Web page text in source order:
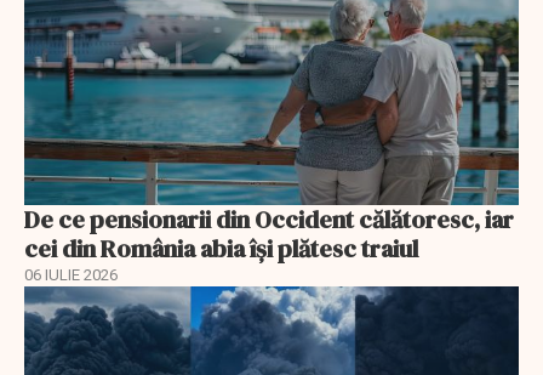
De ce pensionarii din Occident călătoresc, iar
cei din România abia își plătesc traiul
06 IULIE 2026